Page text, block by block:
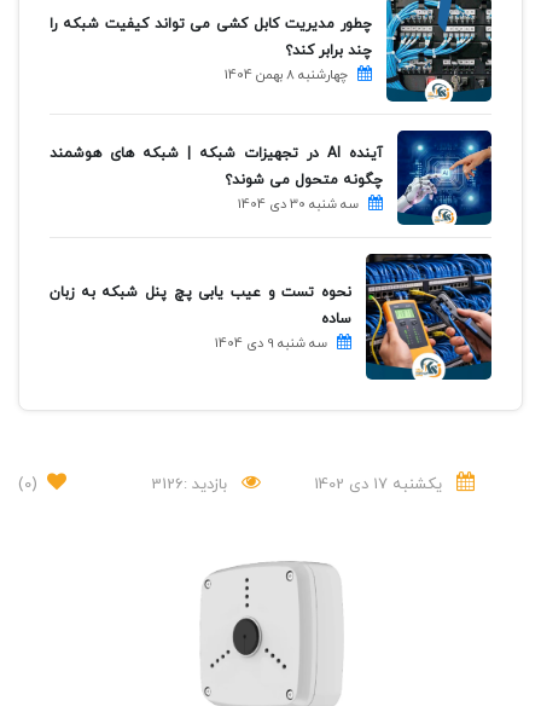
چطور مدیریت کابل کشی می تواند کیفیت شبکه را
چند برابر کند؟
چهارشنبه 8 بهمن 1404
آینده AI در تجهیزات شبکه | شبکه های هوشمند
چگونه متحول می شوند؟
سه شنبه 30 دی 1404
نحوه تست و عیب یابی پچ پنل شبکه به زبان
ساده
سه شنبه 9 دی 1404
یکشنبه 17 دی 1402 (0) بازدید :3126